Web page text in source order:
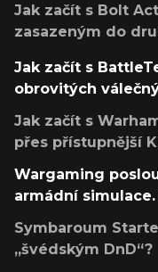
Jak začít s Bolt
zasazeným do
Jak začít s
obrovitých
Jak začít s
přes přístupnější
Wargaming
armádní
Symbaroum
„švédským DnD“?